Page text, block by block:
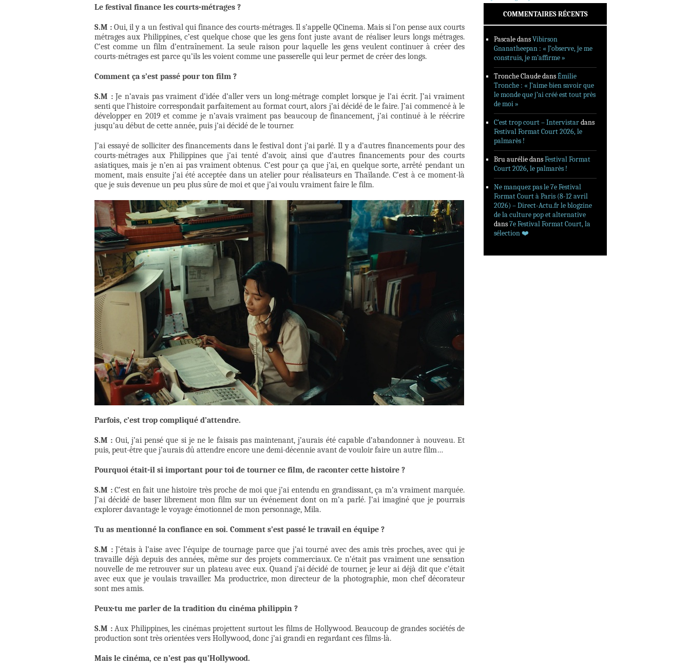
Le festival finance les courts-métrages ?
S.M : Oui, il y a un festival qui finance des courts-métrages. Il s’appelle QCinema. Mais si l’on pense aux courts
métrages aux Philippines, c’est quelque chose que les gens font juste avant de réaliser leurs longs métrages.
C’est comme un film d’entraînement. La seule raison pour laquelle les gens veulent continuer à créer des
courts-métrages est parce qu’ils les voient comme une passerelle qui leur permet de créer des longs.
Comment ça s’est passé pour ton film ?
S.M :Je n’avais pas vraiment d’idée d’aller vers un long-métrage complet lorsque je l’ai écrit. J’ai vraiment
senti que l’histoire correspondait parfaitement au format court, alors j’ai décidé de le faire. J’ai commencé à le
développer en 2019 et comme je n’avais vraiment pas beaucoup de financement, j’ai continué à le réécrire
jusqu’au début de cette année, puis j’ai décidé de le tourner.
J’ai essayé de solliciter des financements dans le festival dont j’ai parlé. Il y a d’autres financements pour des
courts-métrages aux Philippines que j’ai tenté d’avoir, ainsi que d’autres financements pour des courts
asiatiques, mais je n’en ai pas vraiment obtenus. C’est pour ça que j’ai, en quelque sorte, arrêté pendant un
moment, mais ensuite j’ai été acceptée dans un atelier pour réalisateurs en Thaïlande. C’est à ce moment-là
que je suis devenue un peu plus sûre de moi et que j’ai voulu vraiment faire le film.
Parfois, c’est trop compliqué d’attendre.
S.M : Oui, j’ai pensé que si je ne le faisais pas maintenant, j’aurais été capable d’abandonner à nouveau. Et
puis, peut-être que j’aurais dû attendre encore une demi-décennie avant de vouloir faire un autre film…
Pourquoi était-il si important pour toi de tourner ce film, de raconter cette histoire ?
S.M :C’est en fait une histoire très proche de moi que j’ai entendu en grandissant, ça m’a vraiment marquée.
J’ai décidé de baser librement mon film sur un événement dont on m’a parlé. J’ai imaginé que je pourrais
explorer davantage le voyage émotionnel de mon personnage, Mila.
Tu as mentionné la confiance en soi. Comment s’est passé le travail en équipe ?
S.M :J’étais à l’aise avec l’équipe de tournage parce que j’ai tourné avec des amis très proches, avec qui je
travaille déjà depuis des années, même sur des projets commerciaux. Ce n’était pas vraiment une sensation
nouvelle de me retrouver sur un plateau avec eux. Quand j’ai décidé de tourner, je leur ai déjà dit que c’était
avec eux que je voulais travailler. Ma productrice, mon directeur de la photographie, mon chef décorateur
sont mes amis.
Peux-tu me parler de la tradition du cinéma philippin ?
S.M :Aux Philippines, les cinémas projettent surtout les films de Hollywood. Beaucoup de grandes sociétés de
production sont très orientées vers Hollywood, donc j’ai grandi en regardant ces films-là.
Mais le cinéma, ce n’est pas qu’Hollywood.
COMMENTAIRES RÉCENTS
PascaledansVibirson
Gnanatheepan : « J’observe, je me
construis, je m’affirme »
Tronche ClaudedansÉmilie
Tronche : « J’aime bien savoir que
le monde que j’ai créé est tout près
de moi »
C’est trop court – Intervistardans
Festival Format Court 2026, le
palmarès !
Bru auréliedansFestival Format
Court 2026, le palmarès !
Ne manquez pas le 7e Festival
Format Court à Paris (8-12 avril
2026) – Direct-Actu.fr le blogzine
de la culture pop et alternative
dans7e Festival Format Court, la
sélection ❤️‍